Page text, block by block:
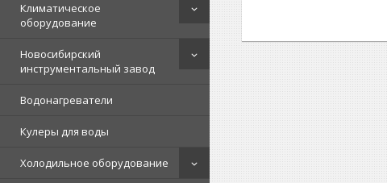
Климатическое
оборудование
Новосибирский
инструментальный завод
Водонагреватели
Кулеры для воды
Холодильное оборудование